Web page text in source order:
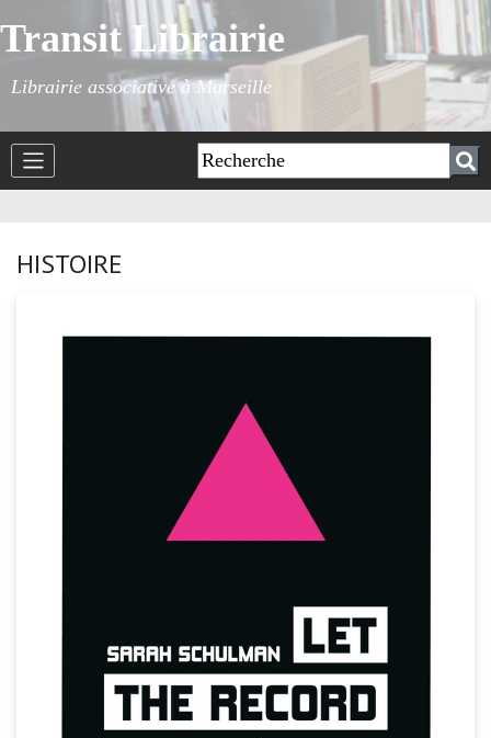
Transit Librairie
Librairie associative à Marseille
HISTOIRE